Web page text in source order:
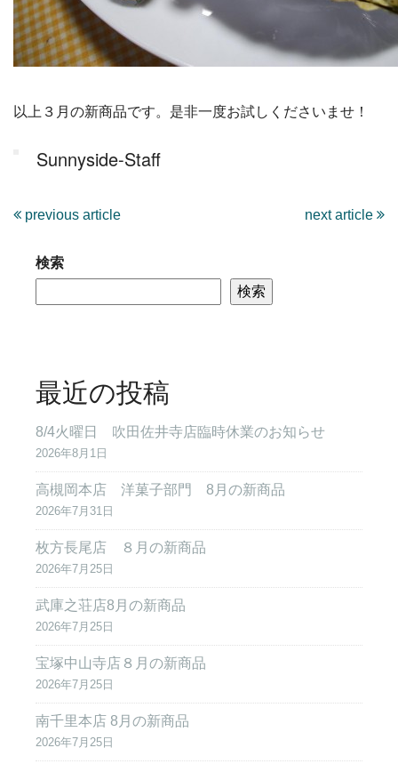
以上３月の新商品です。是非一度お試しくださいませ！
Sunnyside-Staff
previous article next article
検索
検索
最近の投稿
8/4火曜日 吹田佐井寺店臨時休業のお知らせ
2026年8月1日
高槻岡本店 洋菓子部門 8月の新商品
2026年7月31日
枚方長尾店 ８月の新商品
2026年7月25日
武庫之荘店8月の新商品
2026年7月25日
宝塚中山寺店８月の新商品
2026年7月25日
南千里本店 8月の新商品
2026年7月25日